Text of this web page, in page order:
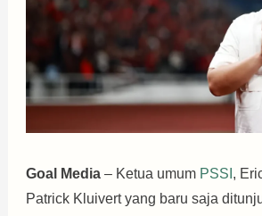
Goal Media– Ketua umum PSSI ,
Patrick Kluivert yang baru saja